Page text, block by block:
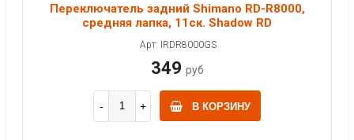
Переключатель задний Shimano RD-R8000,
средняя лапка, 11ск. Shadow RD
Арт: IRDR8000GS
349 руб
В КОРЗИНУ